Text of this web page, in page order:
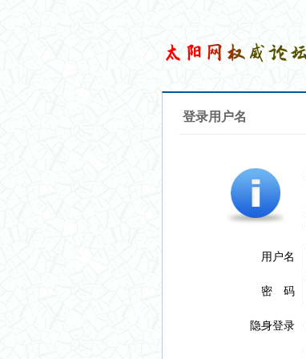
登录用户名
用户名
密 码
隐身登录